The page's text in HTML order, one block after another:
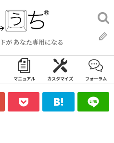
が あなた専用になる
検
索:
マニュアル カスタマイズ フォーラム